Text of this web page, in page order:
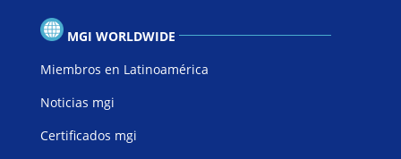
MGI WORLDWIDE
Miembros en Latinoamérica
Noticias mgi
Certificados mgi